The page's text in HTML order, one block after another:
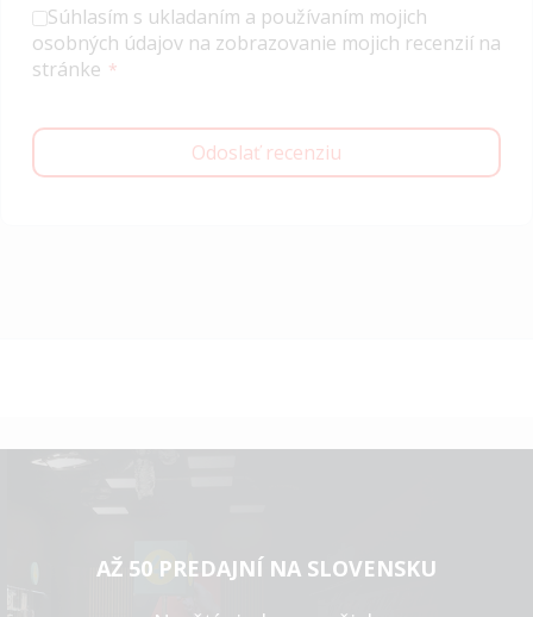
Súhlasím s ukladaním a používaním mojich
osobných údajov na zobrazovanie mojich recenzií na
stránke
Odoslať recenziu
AŽ 50 PREDAJNÍ NA SLOVENSKU